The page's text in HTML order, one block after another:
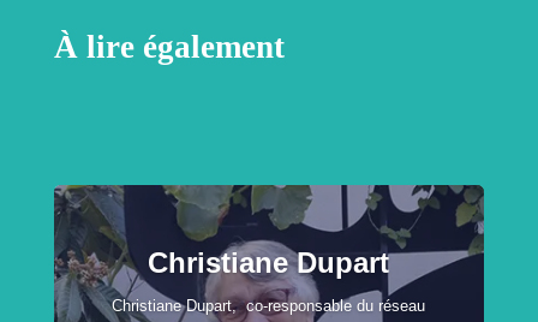
À lire également
Christiane Dupart
Christiane Dupart, co-responsable du réseau